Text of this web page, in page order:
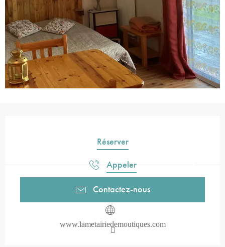
Réserver
Appeler
Contactez-nous
www.lametairiedemoutiques.com